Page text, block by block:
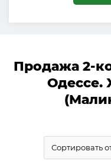
Продажа 2-
Одессе.